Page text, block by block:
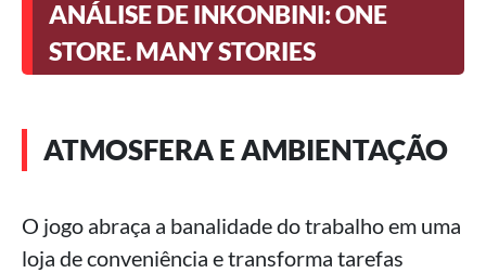
ANÁLISE DE INKONBINI: ONE
STORE. MANY STORIES
ATMOSFERA E AMBIENTAÇÃO
O jogo abraça a banalidade do trabalho em uma
loja de conveniência e transforma tarefas